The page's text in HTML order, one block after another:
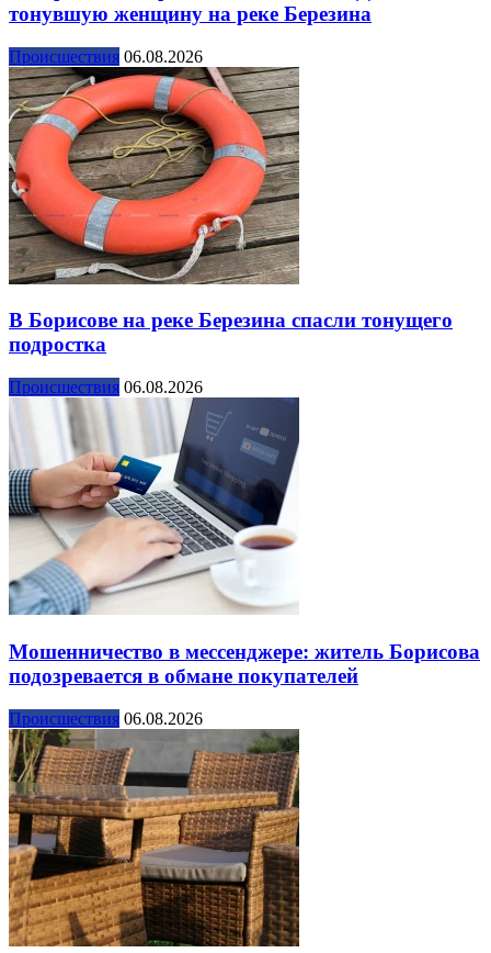
тонувшую женщину на реке Березина
Происшествия 06.08.2026
В Борисове на реке Березина спасли тонущего
подростка
Происшествия 06.08.2026
Мошенничество в мессенджере: житель Борисова
подозревается в обмане покупателей
Происшествия 06.08.2026